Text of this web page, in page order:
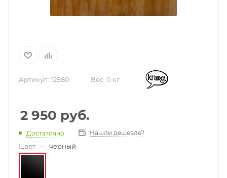
Артикул: 12980 Вес: 0 кг.
2 950 руб.
Достаточно Нашли дешевле?
Цвет — черный